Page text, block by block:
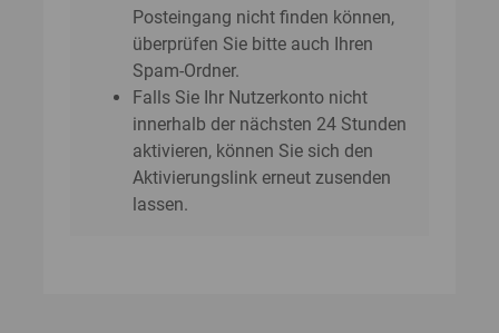
Posteingang nicht finden können,
überprüfen Sie bitte auch Ihren
Spam-Ordner.
Falls Sie Ihr Nutzerkonto nicht
innerhalb der nächsten 24 Stunden
aktivieren, können Sie sich den
Aktivierungslink erneut zusenden
lassen.